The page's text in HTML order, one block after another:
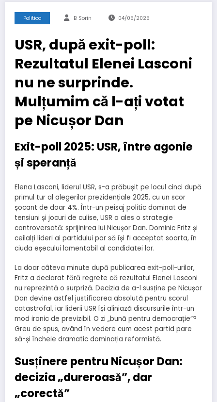
Politica B Sorin 04/05/2025
USR, după exit-poll:
Rezultatul Elenei Lasconi
nu ne surprinde.
Mulțumim că l-ați votat
pe Nicușor Dan
Exit-poll 2025: USR, între agonie
și speranță
Elena Lasconi, liderul USR, s-a prăbușit pe locul cinci după
primul tur al alegerilor prezidențiale 2025, cu un scor
șocant de doar 4%. Într-un peisaj politic dominat de
tensiuni și jocuri de culise, USR a ales o strategie
controversată: sprijinirea lui Nicușor Dan. Dominic Fritz și
ceilalți lideri ai partidului par să își fi acceptat soarta, în
ciuda eșecului lamentabil al candidatei lor.
La doar câteva minute după publicarea exit-poll-urilor,
Fritz a declarat fără regrete că rezultatul Elenei Lasconi
nu reprezintă o surpriză. Decizia de a-l susține pe Nicușor
Dan devine astfel justificarea absolută pentru scorul
catastrofal, iar liderii USR își aliniază discursurile într-un
mod ironic de previzibil. O zi „bună pentru democrație”?
Greu de spus, având în vedere cum acest partid pare
să-și încheie dramatic dominația reformistă.
Susținere pentru Nicușor Dan:
decizia „dureroasă”, dar
„corectă”